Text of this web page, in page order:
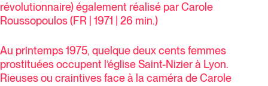
révolutionnaire) également réalisé par Carole
Roussopoulos (FR | 1971 | 26 min.)
Au printemps 1975, quelque deux cents femmes
prostituées occupent l’église Saint-Nizier à Lyon.
Rieuses ou craintives face à la caméra de Carole